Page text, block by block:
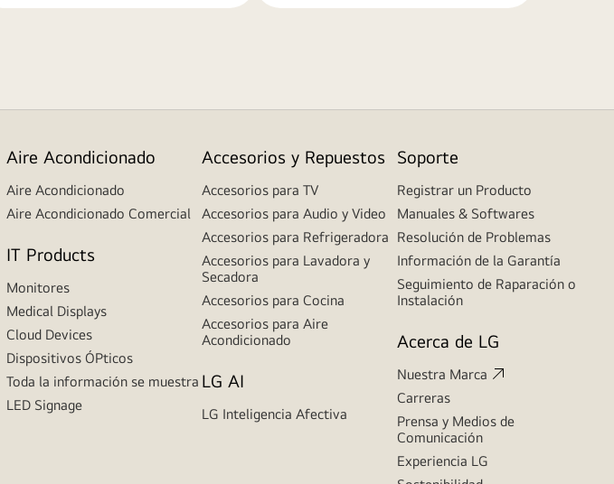
Aire Acondicionado
Aire Acondicionado
Aire Acondicionado Comercial
IT Products
Monitores
Medical Displays
Cloud Devices
Dispositivos ÓPticos
Toda la información se muestra
LED Signage
Accesorios y Repuestos
Accesorios para TV
Accesorios para Audio y Video
Accesorios para Refrigeradora
Accesorios para Lavadora y
Secadora
Accesorios para Cocina
Accesorios para Aire
Acondicionado
LG AI
LG Inteligencia Afectiva
Soporte
Registrar un Producto
Manuales & Softwares
Resolución de Problemas
Información de la Garantía
Seguimiento de Raparación o
Instalación
Acerca de LG
Nuestra Marca
Carreras
Prensa y Medios de
Comunicación
Experiencia LG